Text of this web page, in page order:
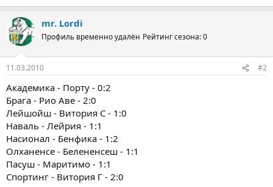
mr. Lordi
Профиль временно удалён Рейтинг сезона: 0
11.03.2010 #2
Академика - Порту - 0:2
Брага - Рио Аве - 2:0
Лейшойш - Витория С - 1:0
Наваль - Лейрия - 1:1
Насионал - Бенфика - 1:2
Олханенсе - Белененсеш - 1:1
Пасуш - Маритимо - 1:1
Спортинг - Витория Г - 2:0